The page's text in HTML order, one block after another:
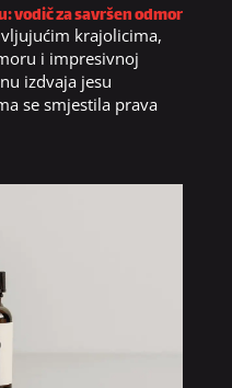
vodič za savršen odmor
krajolicima,
i impresivnoj
izdvaja jesu
se smjestila prava